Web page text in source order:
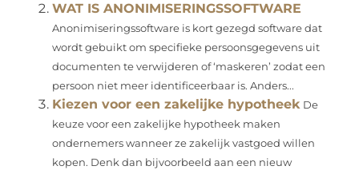
WAT IS ANONIMISERINGSSOFTWARE
Anonimiseringssoftware is kort gezegd software dat
wordt gebuikt om specifieke persoonsgegevens uit
documenten te verwijderen of ‘maskeren’ zodat een
persoon niet meer identificeerbaar is. Anders...
Kiezen voor een zakelijke hypotheek De
keuze voor een zakelijke hypotheek maken
ondernemers wanneer ze zakelijk vastgoed willen
kopen. Denk dan bijvoorbeeld aan een nieuw